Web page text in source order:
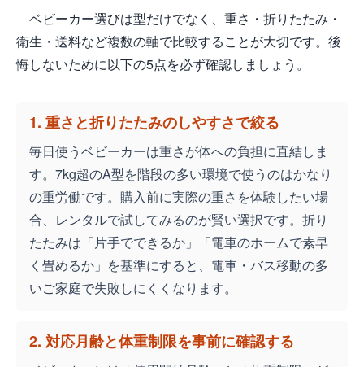
ベビーカー選びは型だけでなく、重さ・折りたたみ・
衛生・送料など複数の軸で比較することが大切です。後
悔しないために以下の5点を必ず確認しましょう。
1. 重さと折りたたみのしやすさで絞る
毎日使うベビーカーは重さが体への負担に直結しま
す。7kg超のA型を階段の多い環境で使うのはかなり
の重労働です。購入前に実際の重さを体験したい場
合、レンタルで試してみるのが賢い選択です。折り
たたみは「片手でできるか」「電車のホームで素早
く畳めるか」を基準にすると、電車・バス移動の多
いご家庭で失敗しにくくなります。
2. 対応月齢と体重制限を事前に確認する